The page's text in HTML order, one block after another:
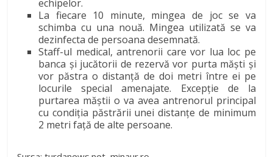
echipelor.
La fiecare 10 minute, mingea de joc se va
schimba cu una nouă. Mingea utilizată se va
dezinfecta de persoana desemnată.
Staff-ul medical, antrenorii care vor lua loc pe
banca și jucătorii de rezervă vor purta măști și
vor păstra o distanță de doi metri între ei pe
locurile special amenajate. Excepție de la
purtarea măștii o va avea antrenorul principal
cu condiția păstrării unei distanțe de minimum
2 metri față de alte persoane.